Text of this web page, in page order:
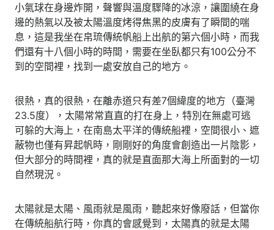
小氣球在身邊炸開，聲響與溫度驟降的冰涼，讓圍繞在身
邊的熱氣以及被太陽溫度烤得焦黑的皮膚有了瞬間的喘
息，這是我坐在帛琉傳統帆船上出航的第六個小時，而我
們還有十八個小時的時間，需要在坐臥都只有100公分不
到的空間裡，找到一處安放自己的地方。
很熱，真的很熱，在離赤道只有差7個緯度的地方（臺灣
23.5度），太陽常常直直的打在身上，特別在無處可逃
可躲的大海上，在南島太平洋的傳統船裡，空間很小、遮
蔽物也僅有昇起帆時，剛剛好的角度會創造出一片陰影，
但大部分的時間裡，真的就是直面那大海上所面對的一切
自然現況。
太陽就是太陽、風雨就是風雨，聽起來好像廢話，但當你
在傳統船航行時，你真的會感覺到，太陽真的就是太陽